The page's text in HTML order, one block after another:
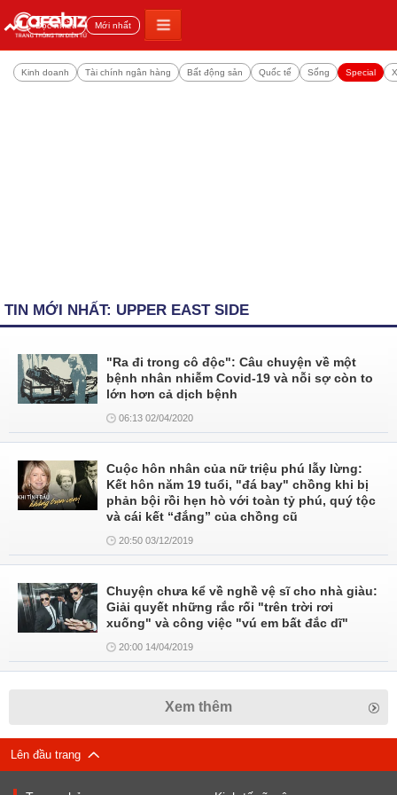
Đọc nhiều Mới nhất
Kinh doanh Tài chính ngân hàng Bất động sản Quốc tế Sống Special
TIN MỚI NHẤT: UPPER EAST SIDE
"Ra đi trong cô độc": Câu chuyện về một
bệnh nhân nhiễm Covid-19 và nỗi sợ còn to
lớn hơn cả dịch bệnh
06:13 02/04/2020
Cuộc hôn nhân của nữ triệu phú lẫy lừng:
Kết hôn năm 19 tuổi, "đá bay" chồng khi bị
phản bội rồi hẹn hò với toàn tỷ phú, quý tộc
và cái kết “đắng” của chồng cũ
20:50 03/12/2019
Chuyện chưa kể về nghề vệ sĩ cho nhà giàu:
Giải quyết những rắc rối "trên trời rơi
xuống" và công việc "vú em bất đắc dĩ"
20:00 14/04/2019
Xem thêm
Lên đầu trang